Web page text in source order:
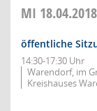
MI 18.04.2018
öffentliche
14:30-17:30 Uhr
Warendorf, im
Kreishauses